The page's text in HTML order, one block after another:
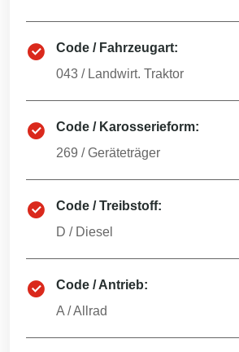
Code / Fahrzeugart:
043 / Landwirt. Traktor
Code / Karosserieform:
269 /Geräteträger
Code / Treibstoff:
D / Diesel
Code / Antrieb:
A /Allrad